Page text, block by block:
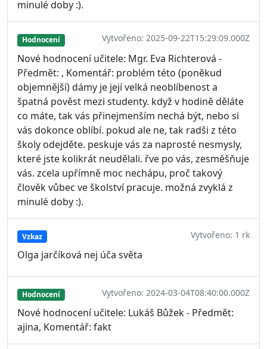
minulé doby :).
Hodnocení Vytvořeno: 2025-09-22T15:29:09.000Z
Nové hodnocení učitele: Mgr. Eva Richterová -
Předmět: , Komentář: problém této (poněkud
objemnější) dámy je její velká neoblíbenost a
špatná pověst mezi studenty. když v hodině děláte
co máte, tak vás přinejmenším nechá být, nebo si
vás dokonce oblíbí. pokud ale ne, tak radši z této
školy odejděte. peskuje vás za naprosté nesmysly,
které jste kolikrát neudělali. řve po vás, zesměšňuje
vás. zcela upřímně moc nechápu, proč takový
člověk vůbec ve školství pracuje. možná zvyklá z
minulé doby :).
Vzkaz Vytvořeno: 1 rk
Olga jarčíková nej úča světa
Hodnocení Vytvořeno: 2024-03-04T08:40:00.000Z
Nové hodnocení učitele: Lukáš Bůžek - Předmět:
ajina, Komentář: fakt